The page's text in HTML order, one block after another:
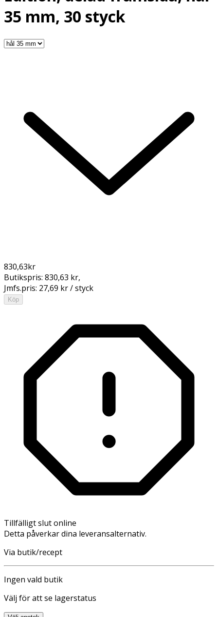
35 mm, 30 styck
830,63kr
Butikspris: 830,63 kr,
Jmfs.pris: 27,69 kr / styck
Köp
Tillfälligt slut online
Detta påverkar dina leveransalternativ.
Via butik/recept
Ingen vald butik
Välj för att se lagerstatus